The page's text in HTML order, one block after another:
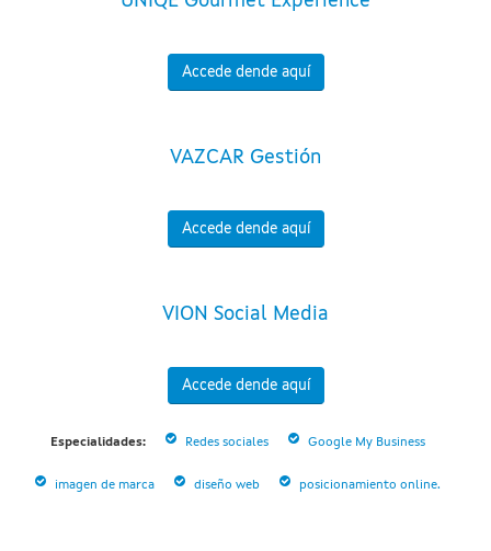
Accede dende aquí
VAZCAR Gestión
Accede dende aquí
VION Social Media
Accede dende aquí
Especialidades: Redes sociales Google My Business
imagen de marca diseño web posicionamiento online.